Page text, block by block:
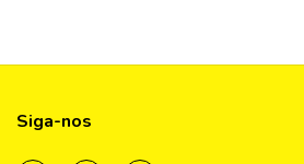
Siga-nos